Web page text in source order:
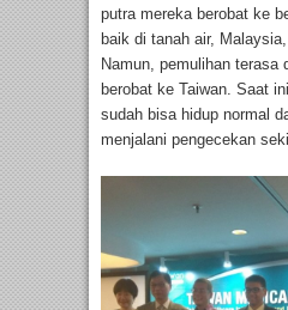
putra mereka berobat ke
baik di tanah air,
Namun, pemulihan terasa
berobat ke Taiwan. Saat
sudah bisa hidup normal
menjalani pengecekan